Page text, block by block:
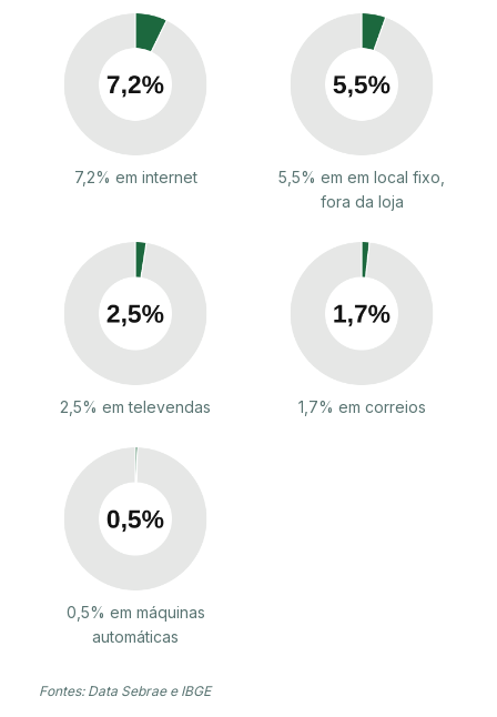
7,2% em internet
5,5% em em local fixo,
fora da loja
2,5% em televendas 1,7% em correios
0,5% em máquinas
automáticas
Fontes: Data Sebrae e IBGE